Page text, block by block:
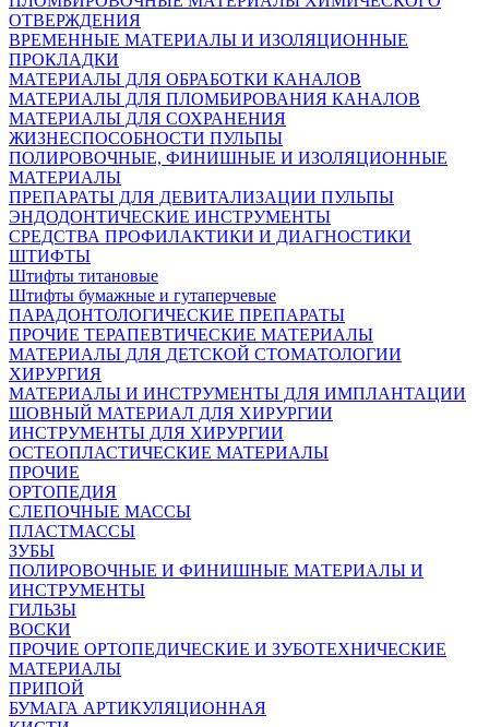
ОТВЕРЖДЕНИЯ
ВРЕМЕННЫЕ МАТЕРИАЛЫ И ИЗОЛЯЦИОННЫЕ
ПРОКЛАДКИ
МАТЕРИАЛЫ ДЛЯ ОБРАБОТКИ КАНАЛОВ
МАТЕРИАЛЫ ДЛЯ ПЛОМБИРОВАНИЯ КАНАЛОВ
МАТЕРИАЛЫ ДЛЯ СОХРАНЕНИЯ
ЖИЗНЕСПОСОБНОСТИ ПУЛЬПЫ
ПОЛИРОВОЧНЫЕ, ФИНИШНЫЕ И ИЗОЛЯЦИОННЫЕ
МАТЕРИАЛЫ
ПРЕПАРАТЫ ДЛЯ ДЕВИТАЛИЗАЦИИ ПУЛЬПЫ
ЭНДОДОНТИЧЕСКИЕ ИНСТРУМЕНТЫ
СРЕДСТВА ПРОФИЛАКТИКИ И ДИАГНОСТИКИ
ШТИФТЫ
Штифты титановые
Штифты бумажные и гутаперчевые
ПАРАДОНТОЛОГИЧЕСКИЕ ПРЕПАРАТЫ
ПРОЧИЕ ТЕРАПЕВТИЧЕСКИЕ МАТЕРИАЛЫ
МАТЕРИАЛЫ ДЛЯ ДЕТСКОЙ СТОМАТОЛОГИИ
ХИРУРГИЯ
МАТЕРИАЛЫ И ИНСТРУМЕНТЫ ДЛЯ ИМПЛАНТАЦИИ
ШОВНЫЙ МАТЕРИАЛ ДЛЯ ХИРУРГИИ
ИНСТРУМЕНТЫ ДЛЯ ХИРУРГИИ
ОСТЕОПЛАСТИЧЕСКИЕ МАТЕРИАЛЫ
ПРОЧИЕ
ОРТОПЕДИЯ
СЛЕПОЧНЫЕ МАССЫ
ПЛАСТМАССЫ
ЗУБЫ
ПОЛИРОВОЧНЫЕ И ФИНИШНЫЕ МАТЕРИАЛЫ И
ИНСТРУМЕНТЫ
ГИЛЬЗЫ
ВОСКИ
ПРОЧИЕ ОРТОПЕДИЧЕСКИЕ И ЗУБОТЕХНИЧЕСКИЕ
МАТЕРИАЛЫ
ПРИПОЙ
БУМАГА АРТИКУЛЯЦИОННАЯ